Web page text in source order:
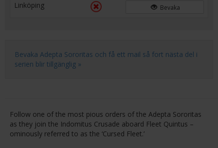
Linköping Bevaka
Bevaka Adepta Sororitas och få ett mail så fort nästa del i
serien blir tillgänglig »
Follow one of the most pious orders of the Adepta Sororitas
as they join the Indomitus Crusade aboard Fleet Quintus –
ominously referred to as the ‘Cursed Fleet.’